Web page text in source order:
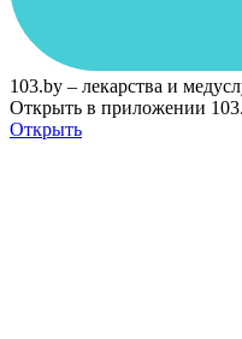
103.by – лекарства и
Открыть в приложении
Открыть